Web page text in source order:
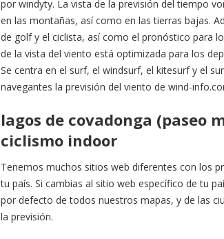
por windyty. La vista de la previsión del tiempo
en las montañas, así como en las tierras bajas.
de golf y el ciclista, así como el pronóstico para
de la vista del viento está optimizada para los
Se centra en el surf, el windsurf, el kitesurf y el
navegantes la previsión del viento de wind-
lagos de covadonga (paseo
ciclismo indoor
Tenemos muchos sitios web diferentes con los
tu país. Si cambias al sitio web específico de tu
por defecto de todos nuestros mapas, y de las
la previsión.